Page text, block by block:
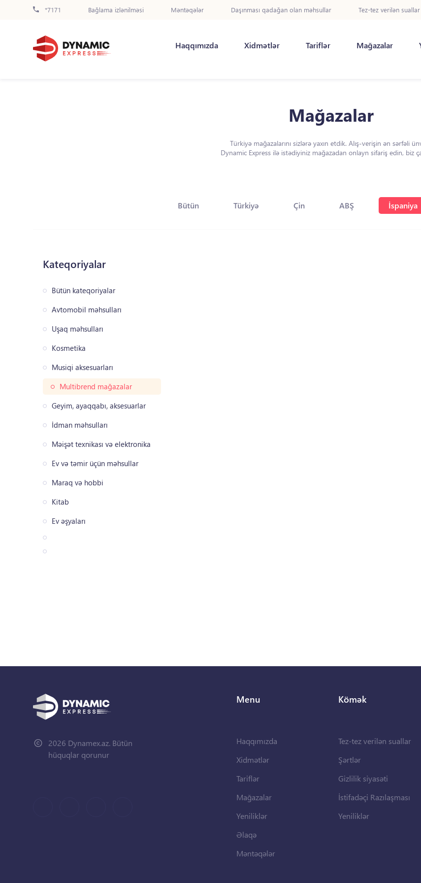
*7171 Bağlama izlənilməsi Məntəqələr Daşınması qadağan olan məhsullar Tez-tez verilən suallar
Haqqımızda Xidmətlər Tariflər Mağazalar
Mağazalar
Türkiyə mağazalarını sizlərə yaxın etdik. Alış-verişin ən sərfəli
Dynamic Express ilə istədiyiniz mağazadan onlayn sifariş edin, biz
Bütün Türkiyə Çin ABŞ İspaniya
Kateqoriyalar
Bütün kateqoriyalar
Avtomobil məhsulları
Uşaq məhsulları
Kosmetika
Musiqi aksesuarları
Multibrend mağazalar
Geyim, ayaqqabı, aksesuarlar
İdman məhsulları
Məişət texnikası və elektronika
Ev və təmir üçün məhsullar
Maraq və hobbi
Kitab
Ev əşyaları
2026 Dynamex.az. Bütün
hüquqlar qorunur
Menu
Haqqımızda
Xidmətlər
Tariflər
Mağazalar
Yeniliklər
Əlaqə
Məntəqələr
Kömək
Tez-tez verilən suallar
Şərtlər
Gizlilik siyasəti
İstifadəçi Razılaşması
Yeniliklər